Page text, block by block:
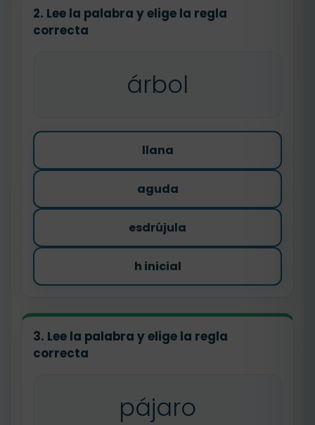
2. Lee la palabra y elige la regla
correcta
árbol
llana
aguda
esdrújula
h inicial
3. Lee la palabra y elige la regla
correcta
pájaro